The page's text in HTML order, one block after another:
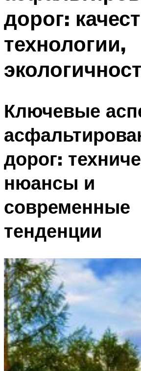
дорог:
технологии,
Ключевые
дорог:
нюансы и
современные
тенденции